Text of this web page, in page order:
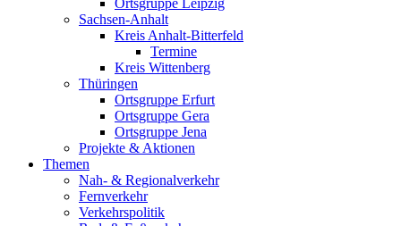
Ortsgruppe Leipzig
Sachsen-Anhalt
Kreis Anhalt-Bitterfeld
Termine
Kreis Wittenberg
Thüringen
Ortsgruppe Erfurt
Ortsgruppe Gera
Ortsgruppe Jena
Projekte & Aktionen
Themen
Nah- & Regionalverkehr
Fernverkehr
Verkehrspolitik